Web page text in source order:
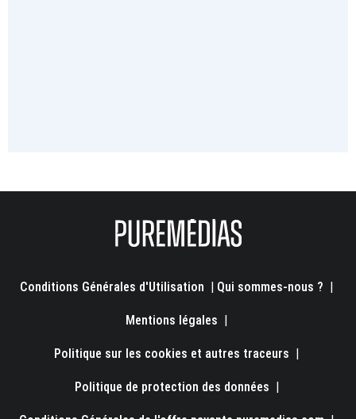
Conditions Générales d'Utilisation | Qui sommes-nous ? |
Mentions légales |
Politique sur les cookies et autres traceurs |
Politique de protection des données |